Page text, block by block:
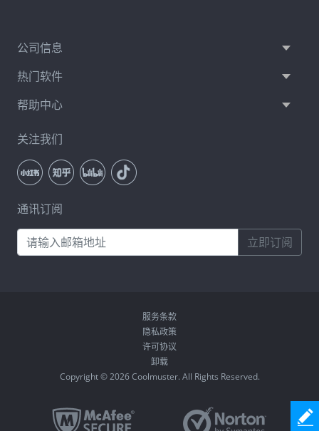
公司信息
热门软件
帮助中心
关注我们
通讯订阅
立即订阅
服务条款
隐私政策
许可协议
卸载
Copyright © 2026 Coolmuster. All Rights Reserved.